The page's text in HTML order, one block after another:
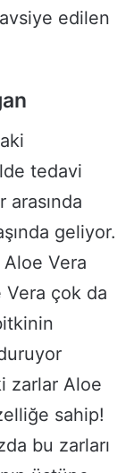
edilen
tedavi
geliyor.
Vera
çok da
zarlar Aloe
sahip!
bu zarları